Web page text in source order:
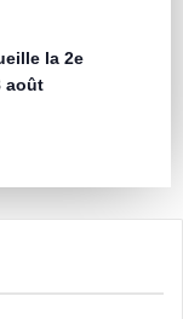
la 2e
août